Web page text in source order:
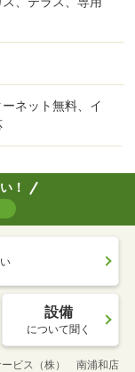
ネット無料、イ
！
設備
について聞く
ービス（株） 南浦和店